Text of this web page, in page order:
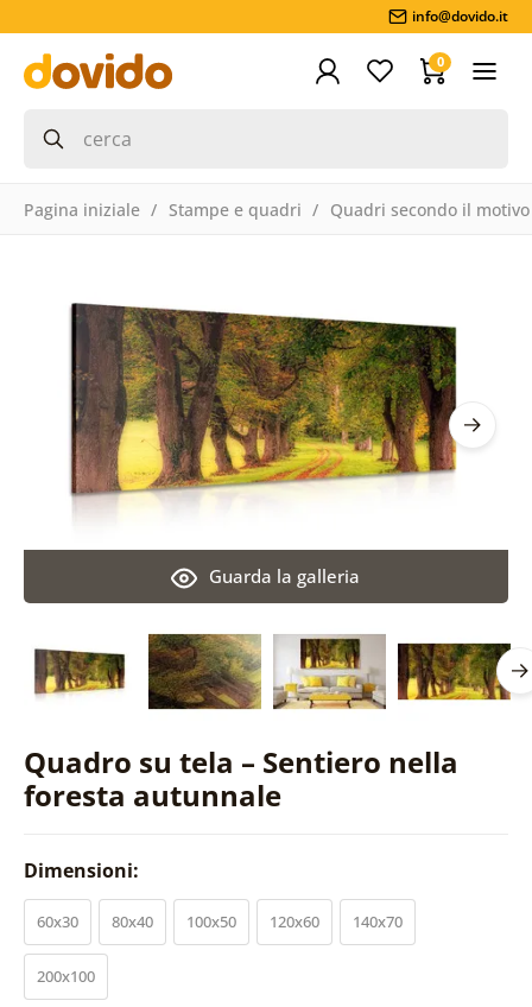
info@dovido.it
0
Pagina iniziale Stampe e quadri Quadri secondo il motivo
Quadro su tela – Sentiero nella
foresta autunnale
Guarda la galleria
Dimensioni:
60x30 80x40 100x50 120x60 140x70
200x100